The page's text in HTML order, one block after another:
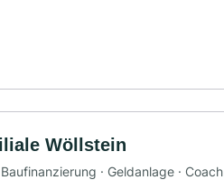
Wöllstein
· Geldanlage · Coach